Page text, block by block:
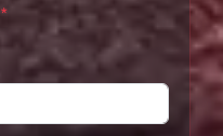
*